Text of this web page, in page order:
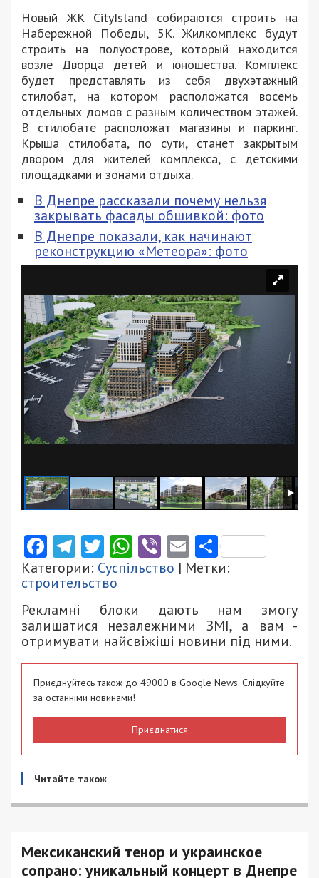
Новый ЖК CityIsland собираются строить на
Набережной Победы, 5К. Жилкомплекс будут
строить на полуострове, который находится
возле Дворца детей и юношества. Комплекс
будет представлять из себя двухэтажный
стилобат, на котором расположатся восемь
отдельных домов с разным количеством этажей.
В стилобате расположат магазины и паркинг.
Крыша стилобата, по сути, станет закрытым
двором для жителей комплекса, с детскими
площадками и зонами отдыха.
В Днепре рассказали почему нельзя
закрывать фасады обшивкой: фото
В Днепре показали, как начинают
реконструкцию «Метеора»: фото
Facebook
Telegram
Twitter
WhatsApp
ViberEmail
Категории: Суспільство | Метки:
строительство
Рекламні блоки дають нам змогу
залишатися незалежними ЗМІ, а вам -
отримувати найсвіжіші новини під ними.
Приєднуйтесь також до 49000 в Google News. Слідкуйте
за останніми новинами!
Приєднатися
Читайте також
Мексиканский тенор и украинское
сопрано: уникальный концерт в Днепре